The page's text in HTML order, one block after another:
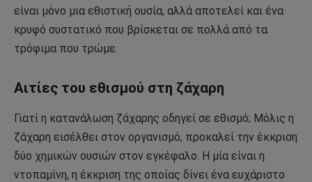
είναι μόνο μια εθιστική ουσία, αλλά αποτελεί και ένα
κρυφό συστατικό που βρίσκεται σε πολλά από τα
τρόφιμα που τρώμε.
Αιτίες του εθισμού στη ζάχαρη
Γιατί η κατανάλωση ζάχαρης οδηγεί σε εθισμό; Μόλις η
ζάχαρη εισέλθει στον οργανισμό, προκαλεί την έκκριση
δύο χημικών ουσιών στον εγκέφαλο. Η μία είναι η
ντοπαμίνη, η έκκριση της οποίας δίνει ένα ευχάριστο